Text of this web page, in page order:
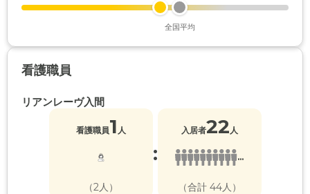
全国平均
看護職員
リアンレーヴ入間
看護職員1 人
（2人）
:
入居者22 人
...
（合計 44人）